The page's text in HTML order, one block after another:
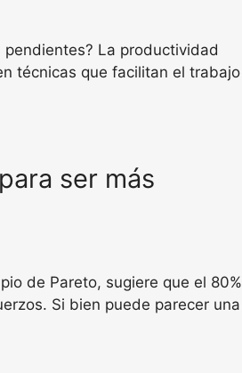
La productividad
técnicas que facilitan el trabajo
ser más
de Pareto, sugiere que el 80%
Si bien puede parecer una